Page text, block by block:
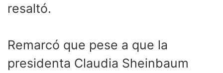
resaltó.
Remarcó que pese a que la
presidenta Claudia Sheinbaum